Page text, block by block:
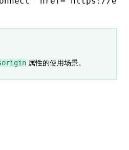
属性的使用场景。